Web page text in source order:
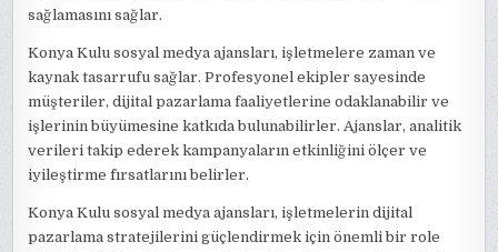
sağlamasını sağlar.
Konya Kulu sosyal medya ajansları, işletmelere zaman ve
kaynak tasarrufu sağlar. Profesyonel ekipler sayesinde
müşteriler, dijital pazarlama faaliyetlerine odaklanabilir ve
işlerinin büyümesine katkıda bulunabilirler. Ajanslar, analitik
verileri takip ederek kampanyaların etkinliğini ölçer ve
iyileştirme fırsatlarını belirler.
Konya Kulu sosyal medya ajansları, işletmelerin dijital
pazarlama stratejilerini güçlendirmek için önemli bir role